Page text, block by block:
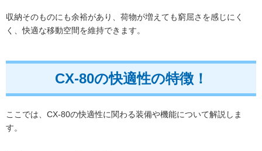
収納そのものにも余裕があり、荷物が増えても窮屈さを感じにく
く、快適な移動空間を維持できます。
CX-80の快適性の特徴！
ここでは、CX-80の快適性に関わる装備や機能について解説しま
す。